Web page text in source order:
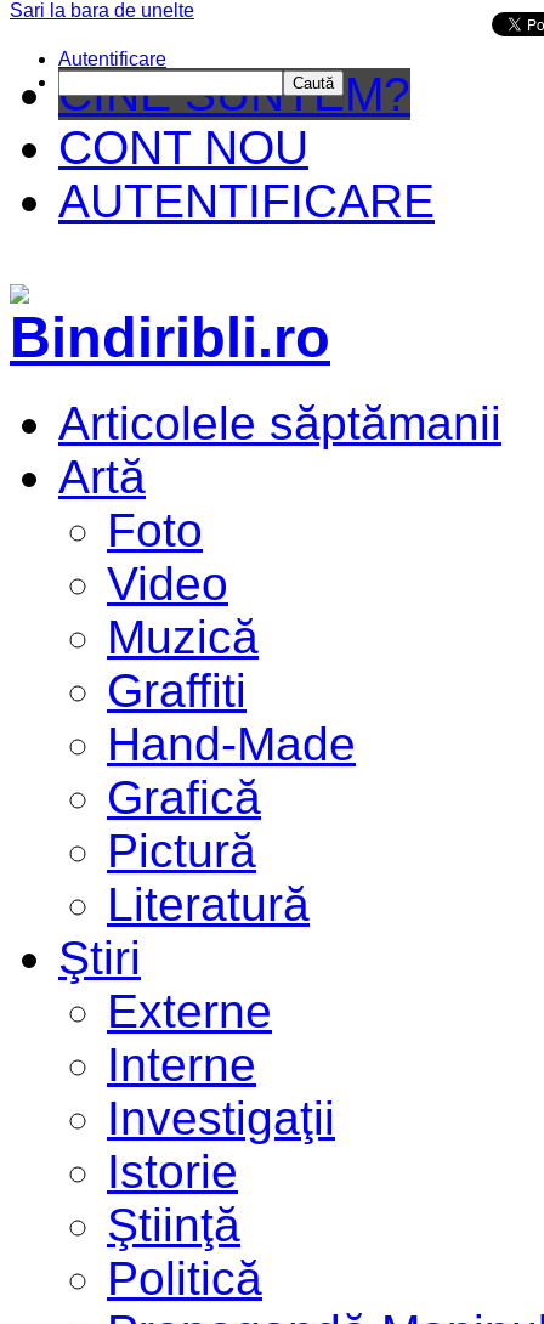
CINE SUNTEM?
CONT NOU
AUTENTIFICARE
Articolele săptămanii
Artă
Foto
Video
Muzică
Graffiti
Hand-Made
Grafică
Pictură
Literatură
Ştiri
Externe
Interne
Investigaţii
Istorie
Ştiinţă
Politică
Sari la bara de unelte
Autentificare
Caută